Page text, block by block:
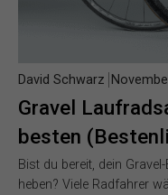
Gravel
besten
David Schwarz
Bist du bereit, dein
heben? Viele Radfahrer